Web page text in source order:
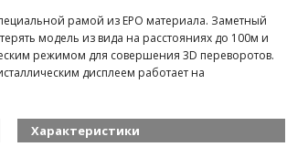
рамой из EPO материала. Заметный
модель из вида на расстояниях до 100м и
режимом для совершения 3D переворотов.
дисплеем работает на
Характеристики